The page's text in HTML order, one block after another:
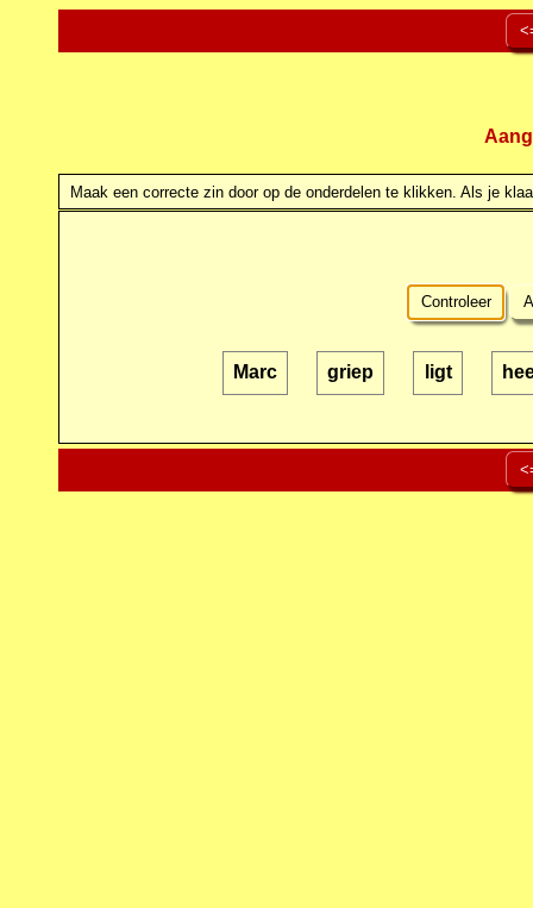
Maak een correcte zin door op de onderdelen te klikken. Als je
Controleer
Marc griep ligt